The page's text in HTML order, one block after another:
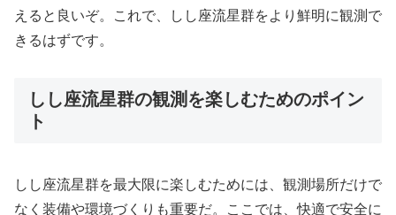
えると良いぞ。これで、しし座流星群をより鮮明に観測で
きるはずです。
しし座流星群の観測を楽しむためのポイン
ト
しし座流星群を最大限に楽しむためには、観測場所だけで
なく装備や環境づくりも重要だ。ここでは、快適で安全に